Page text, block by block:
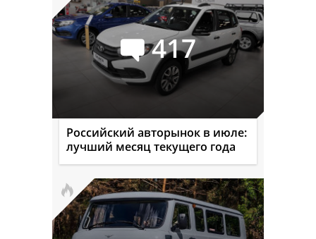
417
Российский авторынок в июле:
лучший месяц текущего года